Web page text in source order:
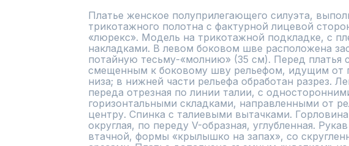
Платье женское полуприлегающего силуэта,
трикотажного полотна с фактурной лицевой
«люрекс». Модель на трикотажной подкладке, с
накладками. В левом боковом шве расположена
потайную тесьму-«молнию» (35 см). Перед платья
смещенным к боковому шву рельефом, идущим от
низа; в нижней части рельефа обработан разрез.
переда отрезная по линии талии, с
горизонтальными складками, направленными от
центру. Спинка с талиевыми вытачками.
округлая, по переду V-образная, углубленная.
втачной, формы «крылышко на запах», со